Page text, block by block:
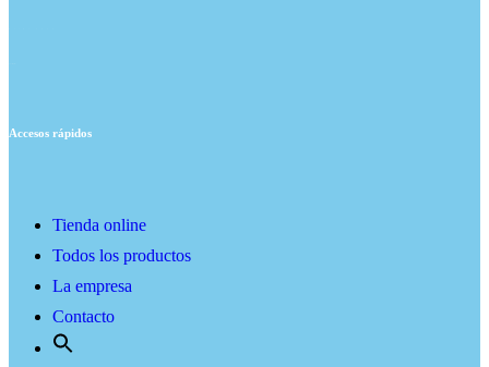
Accesos rápidos
Tienda online
Todos los productos
La empresa
Contacto